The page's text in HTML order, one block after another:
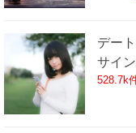
デー
サイ
528.7k